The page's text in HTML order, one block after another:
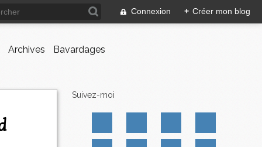
Connexion + Créer mon blog
Archives Bavardages
Suivez-moi